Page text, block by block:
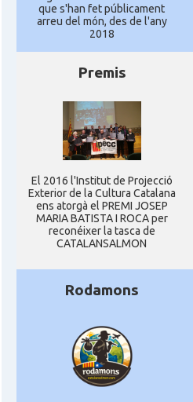
que s'han fet públicament
arreu del món, des de l'any
2018
Premis
El 2016 l'Institut de Projecció
Exterior de la Cultura Catalana
ens atorgà el PREMI JOSEP
MARIA BATISTA I ROCA per
reconéixer la tasca de
CATALANSALMON
Rodamons